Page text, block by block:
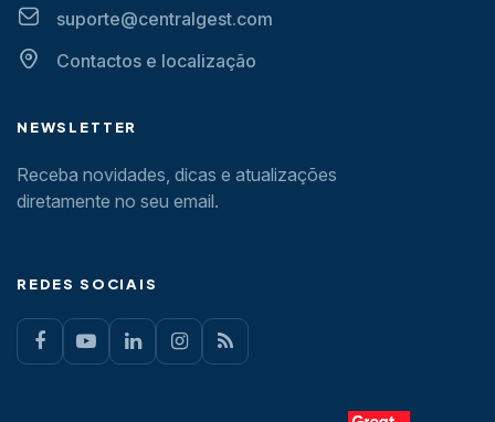
suporte@centralgest.com
Contactos e localização
NEWSLETTER
Receba novidades, dicas e atualizações
diretamente no seu email.
REDES SOCIAIS